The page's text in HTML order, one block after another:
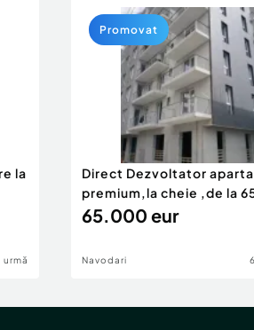
la
urmă
Direct Dezvoltator
premium,la cheie ,de la
eur
65.000 eur
Navodari
Promovat